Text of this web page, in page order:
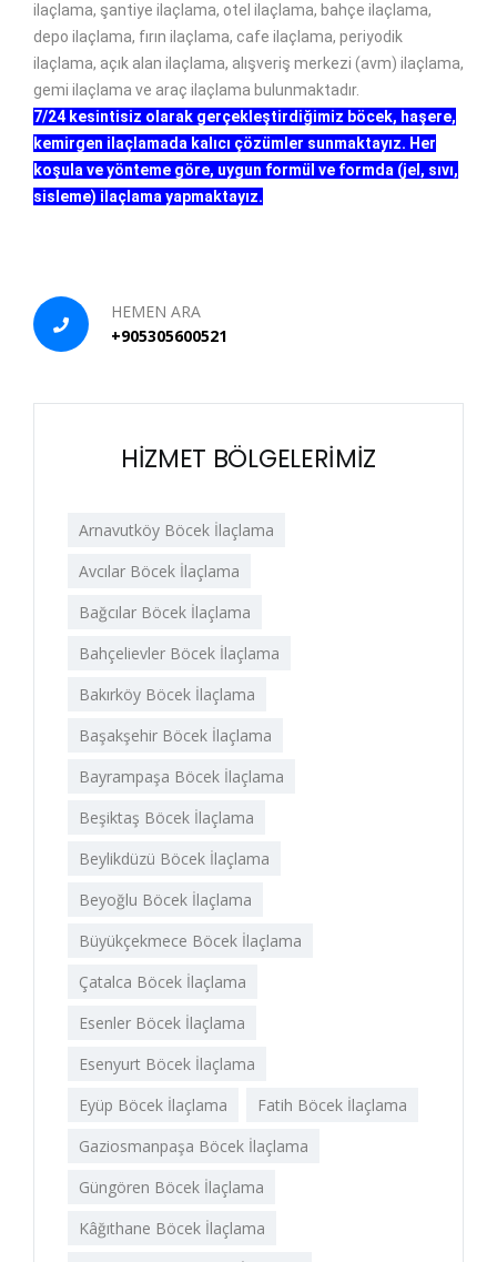
ilaçlama, şantiye ilaçlama, otel ilaçlama, bahçe ilaçlama,
depo ilaçlama, fırın ilaçlama, cafe ilaçlama, periyodik
ilaçlama, açık alan ilaçlama, alışveriş merkezi (avm) ilaçlama,
gemi ilaçlama ve araç ilaçlama bulunmaktadır.
7/24 kesintisiz olarak gerçekleştirdiğimiz böcek, haşere,
kemirgen ilaçlamada kalıcı çözümler sunmaktayız. Her
koşula ve yönteme göre, uygun formül ve formda (jel, sıvı,
sisleme) ilaçlama yapmaktayız.
HEMEN ARA
+905305600521
HİZMET BÖLGELERİMİZ
Arnavutköy Böcek İlaçlama
Avcılar Böcek İlaçlama
Bağcılar Böcek İlaçlama
Bahçelievler Böcek İlaçlama
Bakırköy Böcek İlaçlama
Başakşehir Böcek İlaçlama
Bayrampaşa Böcek İlaçlama
Beşiktaş Böcek İlaçlama
Beylikdüzü Böcek İlaçlama
Beyoğlu Böcek İlaçlama
Büyükçekmece Böcek İlaçlama
Çatalca Böcek İlaçlama
Esenler Böcek İlaçlama
Esenyurt Böcek İlaçlama
Eyüp Böcek İlaçlama
Fatih Böcek İlaçlama
Gaziosmanpaşa Böcek İlaçlama
Güngören Böcek İlaçlama
Kâğıthane Böcek İlaçlama